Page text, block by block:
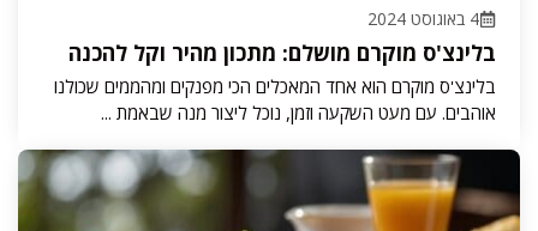
4 באוגוסט 2024
בלינצ'ס מוקרם מושלם: מתכון מהיר וקל להכנה
בלינצ'ס מוקרם הוא אחד המאכלים הכי מפנקים ומהממים שכולנו
אוהבים. עם מעט השקעה וזמן, נוכל ליצור מנה שבאמת ...